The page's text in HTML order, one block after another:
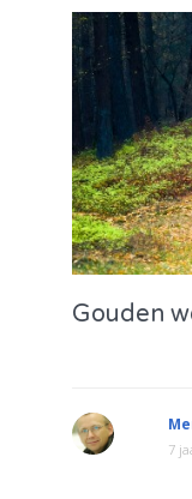
Gouden
7